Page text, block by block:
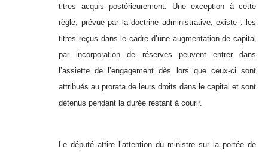
titres acquis postérieurement. Une exception à cette
règle, prévue par la doctrine administrative, existe : les
titres reçus dans le cadre d’une augmentation de capital
par incorporation de réserves peuvent entrer dans
l’assiette de l’engagement dès lors que ceux-ci sont
attribués au prorata de leurs droits dans le capital et sont
détenus pendant la durée restant à courir.
Le député attire l’attention du ministre sur la portée de